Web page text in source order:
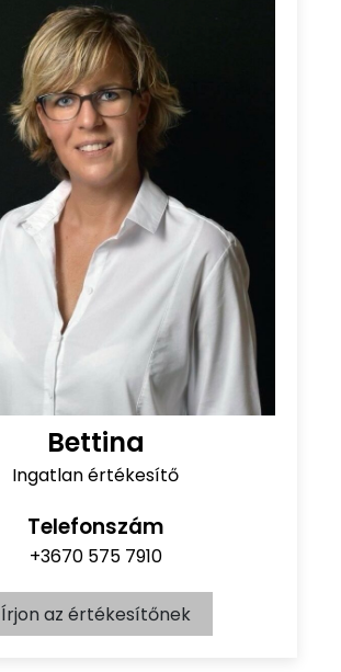
Bettina
Ingatlan értékesítő
Telefonszám
+3670 575 7910
Írjon az értékesítőnek